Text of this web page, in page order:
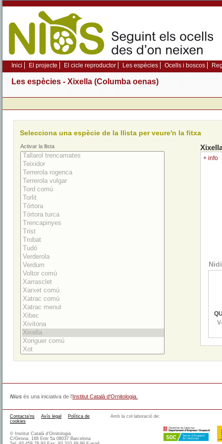
Inici El projecte El cicle reproductor Les espècies Ocells i boscos
Les espècies - Xixella (Columba oenas)
Selecciona una espècie de la llista per veure'n la fitxa
Activar la llista
+ info
Nius és una iniciativa de l'Institut Català d'Ornitologia.
Amb la col·laboració de:
Contacta'ns Avís legal
Política de
cookies
© Institut Català d'Ornitologia
C/Girona, 168 Entr 5a 08037 Barcelona